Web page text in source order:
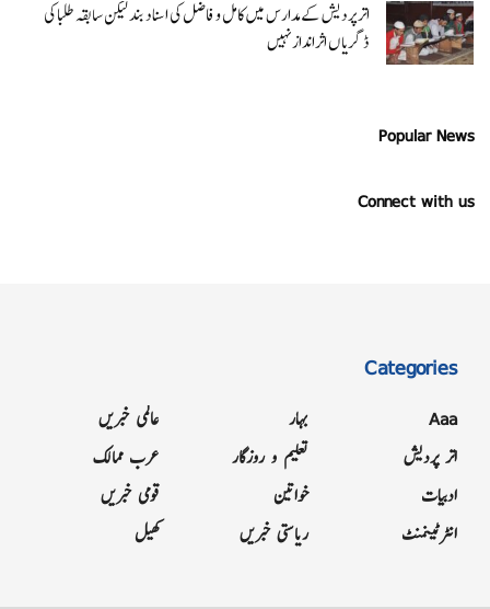
اتر پردیش کےمدارس میں کامل و فاضل کی اسناد بند لیکن سابقہ طلبا کی
ڈگریا ں اثرانداز نہیں
Popular News
Connect with us
Categories
Aaa
اتر پردیش
ادبیات
انٹرٹینمنٹ
بہار
تعلیم و روزگار
خواتین
ریاستی خبریں
عالمی خبریں
عرب ممالک
قومی خبریں
کھیل